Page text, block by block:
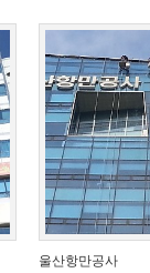
울산항만공사